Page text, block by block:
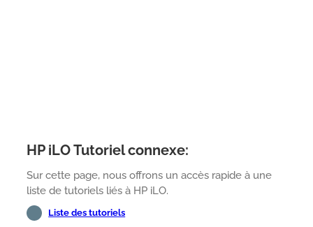
HP iLO Tutoriel connexe:
Sur cette page, nous offrons un accès rapide à une
liste de tutoriels liés à HP iLO.
Liste des tutoriels